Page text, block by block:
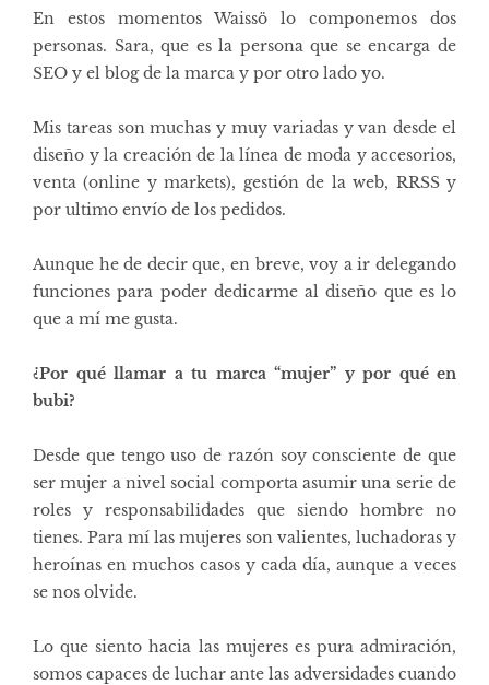
En estos momentos Waissö lo componemos dos
personas. Sara, que es la persona que se encarga de
SEO y el blog de la marca y por otro lado yo.
Mis tareas son muchas y muy variadas y van desde el
diseño y la creación de la línea de moda y accesorios,
venta (online y markets), gestión de la web, RRSS y
por ultimo envío de los pedidos.
Aunque he de decir que, en breve, voy a ir delegando
funciones para poder dedicarme al diseño que es lo
que a mí me gusta.
¿Por qué llamar a tu marca “mujer” y por qué en
bubi?
Desde que tengo uso de razón soy consciente de que
ser mujer a nivel social comporta asumir una serie de
roles y responsabilidades que siendo hombre no
tienes. Para mí las mujeres son valientes, luchadoras y
heroínas en muchos casos y cada día, aunque a veces
se nos olvide.
Lo que siento hacia las mujeres es pura admiración,
somos capaces de luchar ante las adversidades cuando